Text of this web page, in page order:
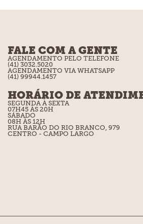
FALE COM A GENTE
AGENDAMENTO PELO TELEFONE
(41) 3032.5020
AGENDAMENTO VIA WHATSAPP
(41) 99944.1457
HORÁRIO DE
SEGUNDA À SEXTA
07H45 ÀS 20H
SÁBADO
08H ÀS 12H
RUA BARÃO DO RIO BRANCO, 979
CENTRO - CAMPO LARGO